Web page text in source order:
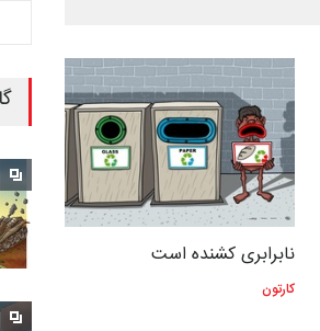
نابرابری کشنده است
کارتون